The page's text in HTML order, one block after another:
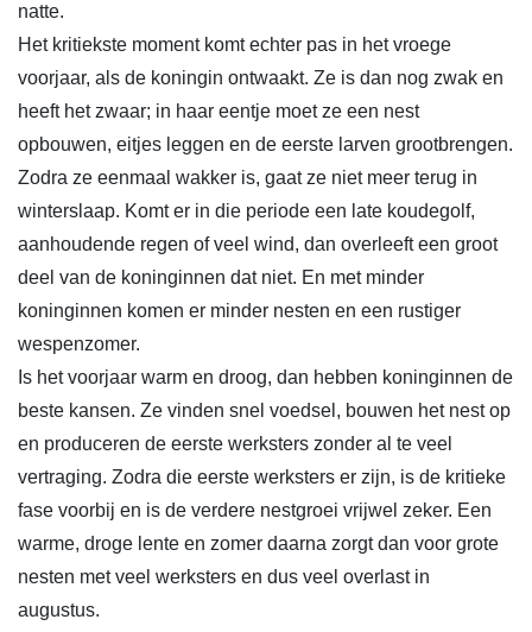
natte.
Het kritiekste moment komt echter pas in het vroege
voorjaar, als de koningin ontwaakt. Ze is dan nog zwak en
heeft het zwaar; in haar eentje moet ze een nest
opbouwen, eitjes leggen en de eerste larven grootbrengen.
Zodra ze eenmaal wakker is, gaat ze niet meer terug in
winterslaap. Komt er in die periode een late koudegolf,
aanhoudende regen of veel wind, dan overleeft een groot
deel van de koninginnen dat niet. En met minder
koninginnen komen er minder nesten en een rustiger
wespenzomer.
Is het voorjaar warm en droog, dan hebben koninginnen de
beste kansen. Ze vinden snel voedsel, bouwen het nest op
en produceren de eerste werksters zonder al te veel
vertraging. Zodra die eerste werksters er zijn, is de kritieke
fase voorbij en is de verdere nestgroei vrijwel zeker. Een
warme, droge lente en zomer daarna zorgt dan voor grote
nesten met veel werksters en dus veel overlast in
augustus.